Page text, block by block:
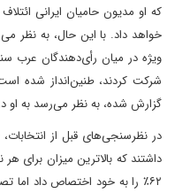
که او مدیون حامیان ایرانی
خواهد داد. با این حال، به نظر
ویژه در میان رأی‌دهندگان عرب
شرکت کردند، طنین‌انداز شده
گزارش شده، به نظر می‌رسد به او
داشتند که بالاترین میزان برای
۶۲٪ را به خود اختصاص داد